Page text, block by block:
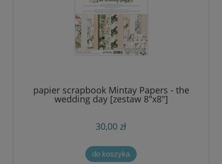
papier scrapbook Mintay Papers - the
wedding day [zestaw 8"x8"]
30,00 zł
do koszyka